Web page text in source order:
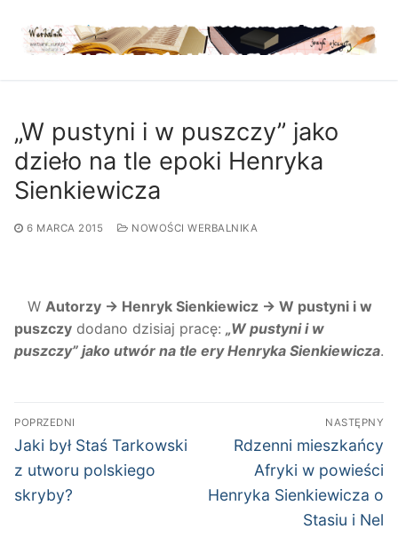
treści
„W pustyni i w puszczy” jako
dzieło na tle epoki Henryka
Sienkiewicza
6 MARCA 2015 NOWOŚCI WERBALNIKA
W Autorzy → Henryk Sienkiewicz → W pustyni i w
puszczy dodano dzisiaj pracę: „W pustyni i w
puszczy” jako utwór na tle ery Henryka Sienkiewicza.
Nawigacja
wpisu
POPRZEDNI
Poprzedni
wpis:
Jaki był Staś Tarkowski
z utworu polskiego
skryby?
NASTĘPNY
Następny
wpis:
Rdzenni mieszkańcy
Afryki w powieści
Henryka Sienkiewicza o
Stasiu i Nel